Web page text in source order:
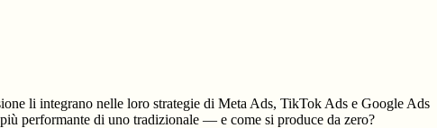
li integrano nelle loro strategie di Meta Ads, TikTok Ads e Google Ads
performante di uno tradizionale — e come si produce da zero?